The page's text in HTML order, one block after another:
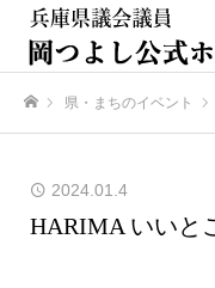
県・まちのイベント
2024.01.4
HARIMA いいと